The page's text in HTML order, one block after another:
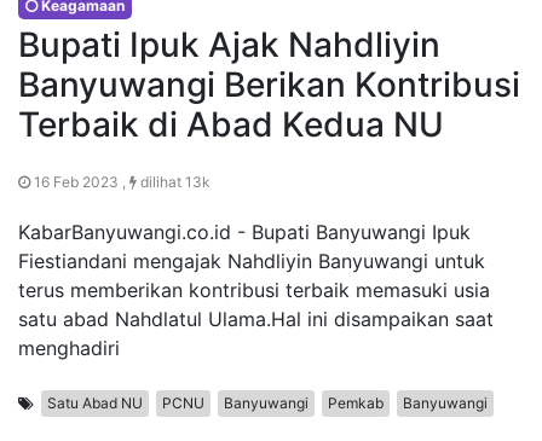
Keagamaan
Bupati Ipuk Ajak Nahdliyin
Banyuwangi Berikan Kontribusi
Terbaik di Abad Kedua NU
16 Feb 2023 , dilihat 13k
KabarBanyuwangi.co.id - Bupati Banyuwangi Ipuk
Fiestiandani mengajak Nahdliyin Banyuwangi untuk
terus memberikan kontribusi terbaik memasuki usia
satu abad Nahdlatul Ulama.Hal ini disampaikan saat
menghadiri
Satu Abad NU PCNU Banyuwangi Pemkab Banyuwangi